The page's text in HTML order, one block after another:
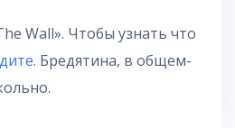
Wall». Чтобы узнать что
. Бредятина, в общем-